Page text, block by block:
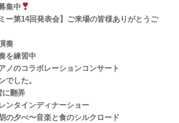
集中
ー第14回発表会】ご来場の皆様ありがとうご
奏
を練習中
ノのコラボレーションコンサート
でした。
に翻弄
ンタインディナーショー
の夕べ〜音楽と食のシルクロード